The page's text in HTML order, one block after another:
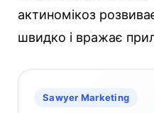
актиномікоз
швидко і вражає
Sawyer Marketing